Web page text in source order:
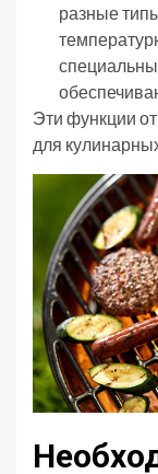
разные
Эти функции
для